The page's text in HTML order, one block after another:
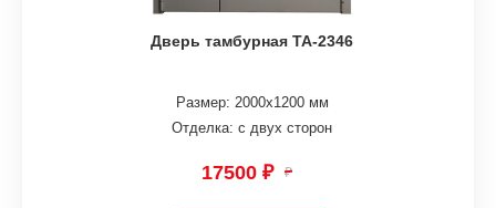
Дверь тамбурная ТА-2346
Размер: 2000х1200 мм
Отделка: с двух сторон
17500 ₽ ₽